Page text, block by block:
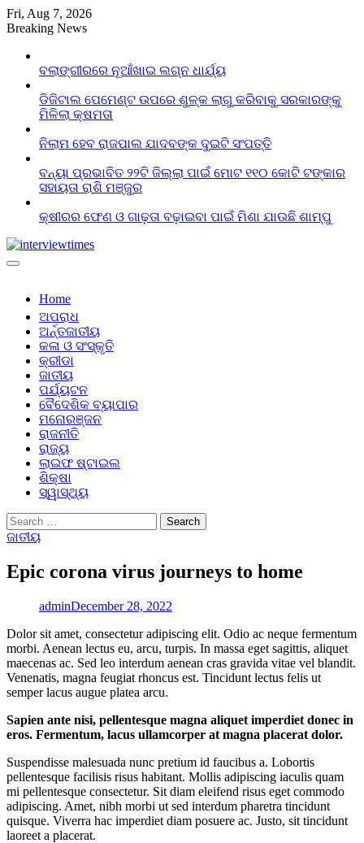
Skip
to
Fri, Aug 7, 2026
Breaking News
ବଲାଙ୍ଗୀରରେ ନୂଆଁଖାଇ ଲଗ୍ନ ଧାର୍ଯ୍ୟ
ଡିଜିଟାଲ ପେମେଣ୍ଟ ଉପରେ ଶୁଳ୍କ ଲାଗୁ କରିବାକୁ ସରକାରଙ୍କୁ
ମିଳିଲା କ୍ଷମତା
ନିଲାମ ହେବ ରାଜପାଲ ଯାଦବଙ୍କ ଦୁଇଟି ସଂପତ୍ତି
ବନ୍ୟା ପ୍ରଭାବିତ ୨୨ଟି ଜିଲ୍ଲା ପାଇଁ ମୋଟ ୧୧୦ କୋଟି ଟଙ୍କାର
ସହାୟତା ରାଶି ମଞ୍ଜୁର
କ୍ଷୀରର ଫେଣ ଓ ଗାଢ଼ତା ବଢ଼ାଇବା ପାଇଁ ମିଶା ଯାଉଛି ଶାମ୍ପୁ
Home
ଅପରାଧ
ଅର୍ନ୍ତଜାତୀୟ
କଳା ଓ ସଂସ୍କୃତି
କ୍ରୀଡା
ଜାତୀୟ
ପର୍ଯ୍ୟଟନ
ବୈଦେଶିକ ବ୍ୟାପାର
ମନୋରଞ୍ଜନ
ରାଜନୀତି
ରାଜ୍ୟ
ଲାଇଫ ଷ୍ଟାଇଲ
ଶିକ୍ଷା
ସ୍ୱାସ୍ଥ୍ୟ
Search
for:
ଜାତୀୟ
Epic corona virus journeys to home
adminDecember 28, 2022
Dolor sit amet, consectetur adipiscing elit. Odio ac neque fermentum
morbi. Aenean lectus eu, arcu, turpis. In massa eget sagittis, aliquet
maecenas ac. Sed leo interdum aenean cras gravida vitae vel blandit.
Venenatis, magna feugiat rhoncus est. Tincidunt lectus felis ut
semper lacus augue platea arcu.
Sapien ante nisi, pellentesque magna aliquet imperdiet donec in
eros. Fermentum, lacus ullamcorper at magna placerat dolor.
Suspendisse malesuada nunc pretium id faucibus a. Lobortis
pellentesque facilisis risus habitant. Mollis adipiscing iaculis quam
mi pellentesque consectetur. Sit diam eleifend risus eget commodo
adipiscing. Amet, nibh morbi ut sed interdum pharetra tincidunt
quisque. Viverra hac imperdiet diam posuere ac. Justo, sit tincidunt
laoreet a placerat.